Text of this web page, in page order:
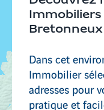
Bretonneux
Dans cet
Immobilier
adresses pour
pratique et